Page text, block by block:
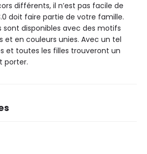
différents, il n’est pas facile de
doit faire partie de votre famille.
sont disponibles avec des motifs
et en couleurs unies. Avec un tel
et toutes les filles trouveront un
porter.